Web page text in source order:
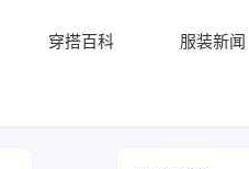
穿搭百科 服装新闻